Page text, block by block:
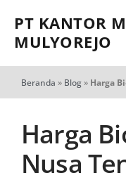
PT KANTOR
MULYOREJO
Beranda » Blog» Harga
Harga
Nusa